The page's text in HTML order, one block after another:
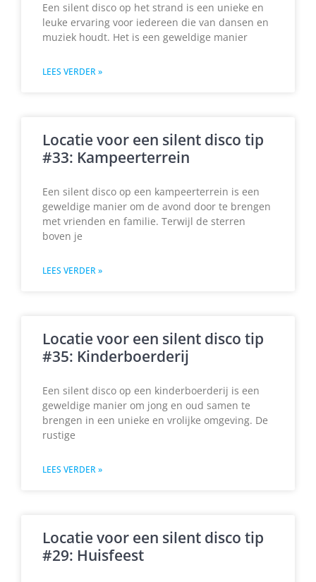
Een silent disco op het strand is een unieke en
leuke ervaring voor iedereen die van dansen en
muziek houdt. Het is een geweldige manier
LEES VERDER »
Locatie voor een silent disco tip
#33: Kampeerterrein
Een silent disco op een kampeerterrein is een
geweldige manier om de avond door te brengen
met vrienden en familie. Terwijl de sterren
boven je
LEES VERDER »
Locatie voor een silent disco tip
#35: Kinderboerderij
Een silent disco op een kinderboerderij is een
geweldige manier om jong en oud samen te
brengen in een unieke en vrolijke omgeving. De
rustige
LEES VERDER »
Locatie voor een silent disco tip
#29: Huisfeest